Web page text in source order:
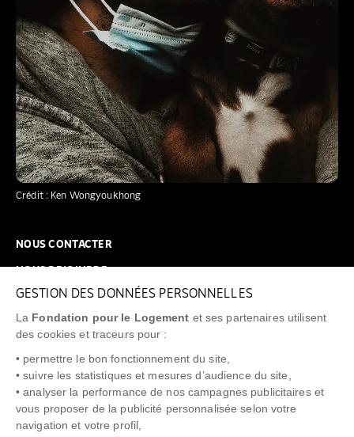
GESTION DES DONNÉES PERSONNELLES
La Fondation pour le Logement et ses partenaires utilisent
des cookies et traceurs pour :
• permettre le bon fonctionnement du site,
• suivre les statistiques et mesures d’audience du site,
• analyser la performance de nos campagnes publicitaires et
vous proposer de la publicité personnalisée selon votre
navigation et votre profil,
Crédit : Ken Wongyoukhong
NOUS CONTACTER
FAQ
NEWSLETTER
"Allô Prévention Expulsion" 0805 299 049